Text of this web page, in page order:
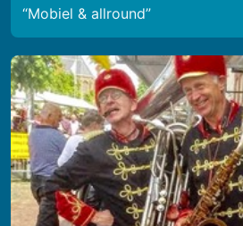
Mobiel & allround